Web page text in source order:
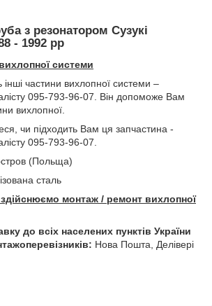
з резонатором Сузукі
- 1992 рр
системи
частини вихлопної системи –
095-793-96-07. Він допоможе Вам
вихлопної.
чи підходить Вам ця запчастина -
095-793-96-07.
(Польща)
сталь
здійснюємо монтаж / ремонт вихлопної
до всіх населених пунктів України
Нова Пошта, Делівері